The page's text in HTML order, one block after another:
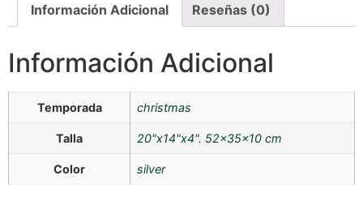
Información Adicional Reseñas (0)
Información Adicional
Temporada christmas
Talla 20"x14"x4". 52x35x10 cm
Color silver